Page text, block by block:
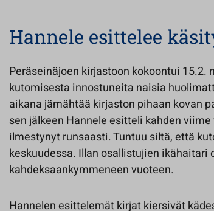
Hannele esittelee
Peräseinäjoen kirjastoon kokoontui 15.2.
kutomisesta innostuneita naisia
aikana jämähtää kirjaston pihaan kovan
sen jälkeen Hannele esitteli kahden
ilmestynyt runsaasti. Tuntuu siltä, että
keskuudessa. Illan osallistujien ikähaitari
kahdeksaankymmeneen vuoteen.
Hannelen esittelemät kirjat kiersivät